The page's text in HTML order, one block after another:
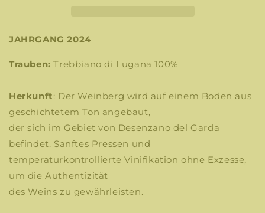
Mappale
36
Mappale
36
JAHRGANG 2024
Trauben: Trebbiano di Lugana 100%
Herkunft: Der Weinberg wird auf einem Boden aus
geschichtetem Ton angebaut,
der sich im Gebiet von Desenzano del Garda
befindet. Sanftes Pressen und
temperaturkontrollierte Vinifikation ohne Exzesse,
um die Authentizität
des Weins zu gewährleisten.